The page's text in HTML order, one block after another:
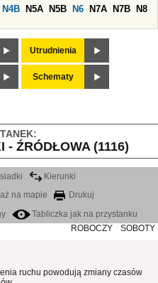
N4B N5A N5B N6 N7A N7B
N8
Utrudnienia
Schematy
- ŹRÓDŁOWA (1116)
Kierunki
na mapie
Drukuj
Tabliczka jak na przystanku
ROBOCZY
SOBOTY
ruchu powodują zmiany czasów